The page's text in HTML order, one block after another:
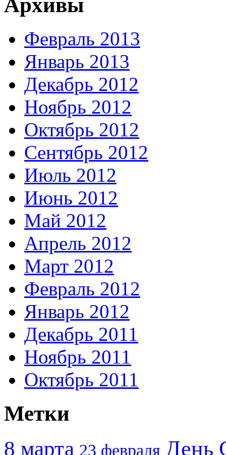
Архивы
Февраль 2013
Январь 2013
Декабрь 2012
Ноябрь 2012
Октябрь 2012
Сентябрь 2012
Июль 2012
Июнь 2012
Май 2012
Апрель 2012
Март 2012
Февраль 2012
Январь 2012
Декабрь 2011
Ноябрь 2011
Октябрь 2011
Метки
8 марта 23 февраля День